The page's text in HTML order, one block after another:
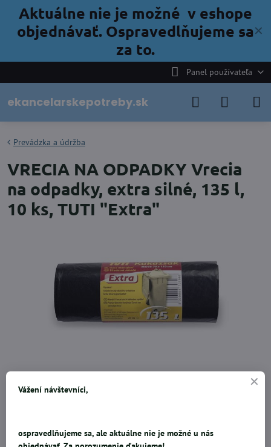
✕
Aktuálne nie je možné v eshope
objednávať. Ospravedlňujeme sa
za to.
Panel používateľa
ekancelarskepotreby.sk
Prevádzka a údržba
VRECIA NA ODPADKY Vrecia
na odpadky, extra silné, 135 l,
10 ks, TUTI "Extra"
Pridať k Obľúbeným Doručenia
Vážení návštevníci,
ospravedlňujeme sa, ale aktuálne nie je možné u nás